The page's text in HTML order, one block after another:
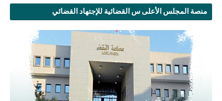
منصة المجلس الأعلى س القضائية للإجتهاد القضائي